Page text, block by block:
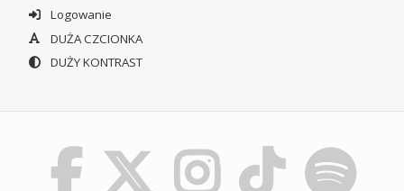
Logowanie
DUŻA CZCIONKA
DUŻY KONTRAST